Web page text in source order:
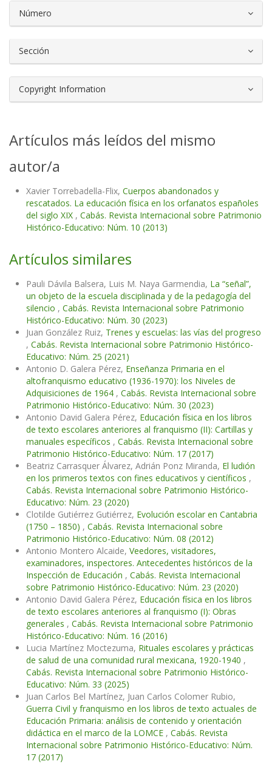
Número
Sección
Copyright Information
Artículos más leídos del mismo
autor/a
Xavier Torrebadella-Flix, Cuerpos abandonados y
rescatados. La educación física en los orfanatos españoles
del siglo XIX , Cabás. Revista Internacional sobre Patrimonio
Histórico-Educativo: Núm. 10 (2013)
Artículos similares
Pauli Dávila Balsera, Luis M. Naya Garmendia, La “señal”,
un objeto de la escuela disciplinada y de la pedagogía del
silencio , Cabás. Revista Internacional sobre Patrimonio
Histórico-Educativo: Núm. 30 (2023)
Juan González Ruiz, Trenes y escuelas: las vías del progreso
, Cabás. Revista Internacional sobre Patrimonio Histórico-
Educativo: Núm. 25 (2021)
Antonio D. Galera Pérez, Enseñanza Primaria en el
altofranquismo educativo (1936-1970): los Niveles de
Adquisiciones de 1964 , Cabás. Revista Internacional sobre
Patrimonio Histórico-Educativo: Núm. 30 (2023)
Antonio David Galera Pérez, Educación física en los libros
de texto escolares anteriores al franquismo (II): Cartillas y
manuales específicos , Cabás. Revista Internacional sobre
Patrimonio Histórico-Educativo: Núm. 17 (2017)
Beatriz Carrasquer Álvarez, Adrián Ponz Miranda, El ludión
en los primeros textos con fines educativos y científicos ,
Cabás. Revista Internacional sobre Patrimonio Histórico-
Educativo: Núm. 23 (2020)
Clotilde Gutiérrez Gutiérrez, Evolución escolar en Cantabria
(1750 – 1850) , Cabás. Revista Internacional sobre
Patrimonio Histórico-Educativo: Núm. 08 (2012)
Antonio Montero Alcaide, Veedores, visitadores,
examinadores, inspectores. Antecedentes históricos de la
Inspección de Educación , Cabás. Revista Internacional
sobre Patrimonio Histórico-Educativo: Núm. 23 (2020)
Antonio David Galera Pérez, Educación física en los libros
de texto escolares anteriores al franquismo (I): Obras
generales , Cabás. Revista Internacional sobre Patrimonio
Histórico-Educativo: Núm. 16 (2016)
Lucia Martínez Moctezuma, Rituales escolares y prácticas
de salud de una comunidad rural mexicana, 1920-1940 ,
Cabás. Revista Internacional sobre Patrimonio Histórico-
Educativo: Núm. 33 (2025)
Juan Carlos Bel Martínez, Juan Carlos Colomer Rubio,
Guerra Civil y franquismo en los libros de texto actuales de
Educación Primaria: análisis de contenido y orientación
didáctica en el marco de la LOMCE , Cabás. Revista
Internacional sobre Patrimonio Histórico-Educativo: Núm.
17 (2017)